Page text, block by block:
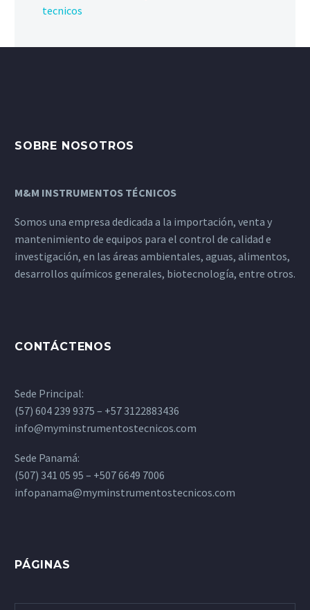
tecnicos
SOBRE NOSOTROS
M&M INSTRUMENTOS TÉCNICOS
Somos una empresa dedicada a la importación, venta y
mantenimiento de equipos para el control de calidad e
investigación, en las áreas ambientales, aguas, alimentos,
desarrollos químicos generales, biotecnología, entre otros.
CONTÁCTENOS
Sede Principal:
(57) 604 239 9375 – +57 3122883436
info@myminstrumentostecnicos.com
Sede Panamá:
(507) 341 05 95 – +507 6649 7006
infopanama@myminstrumentostecnicos.com
PÁGINAS